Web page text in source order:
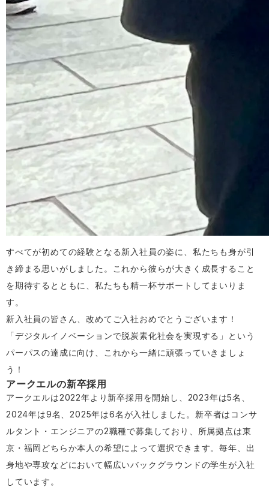
すべてが初めての経験となる新入社員の姿に、私たちも身が引
き締まる思いがしました。これから彼らが大きく成長すること
を期待するとともに、私たちも精一杯サポートしてまいりま
す。
新入社員の皆さん、改めてご入社おめでとうございます！
「デジタルイノベーションで脱炭素化社会を実現する」という
パーパスの達成に向け、これから一緒に頑張っていきましょ
う！
アークエルの新卒採用
アークエルは2022年より新卒採用を開始し、2023年は5名、
2024年は9名、2025年は6名が入社しました。新卒者はコンサ
ルタント・エンジニアの2職種で募集しており、所属拠点は東
京・福岡どちらか本人の希望によって選択できます。毎年、出
身地や専攻などにおいて幅広いバックグラウンドの学生が入社
しています。